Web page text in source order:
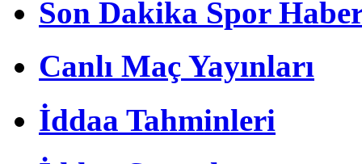
Son Dakika Spor
Canlı Maç Yayınları
İddaa Tahminleri